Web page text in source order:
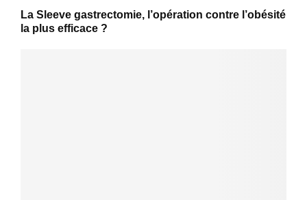
La Sleeve gastrectomie, l’opération contre l’obésité
la plus efficace ?